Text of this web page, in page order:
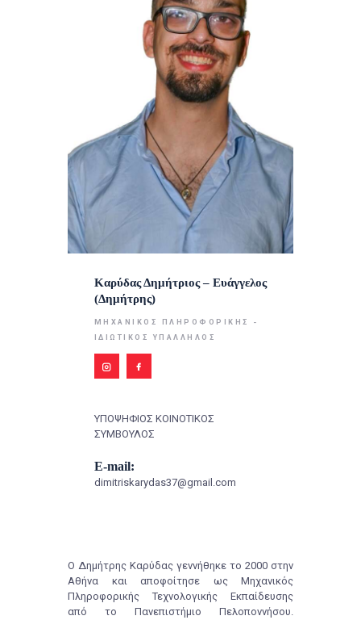
Καρύδας Δημήτριος – Ευάγγελος
(Δημήτρης)
ΜΗΧΑΝΙΚΌΣ ΠΛΗΡΟΦΟΡΙΚΉΣ -
ΙΔΙΩΤΙΚΌΣ ΥΠΆΛΛΗΛΟΣ
ΥΠΟΨΗΦΙΟΣ ΚΟΙΝΟΤΙΚΟΣ
ΣΥΜΒΟΥΛΟΣ
E-mail:
dimitriskarydas37@gmail.com
Ο Δημήτρης Καρύδας γεννήθηκε το 2000 στην
Αθήνα και αποφοίτησε ως Μηχανικός
Πληροφορικής Τεχνολογικής Εκπαίδευσης
από το Πανεπιστήμιο Πελοποννήσου.